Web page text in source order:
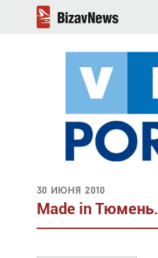
30 июня 2010
Made in Тюмень.